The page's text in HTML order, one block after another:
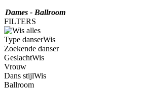
Dames - Ballroom
FILTERS
Type danserWis
Zoekende danser
GeslachtWis
Vrouw
Dans stijlWis
Ballroom